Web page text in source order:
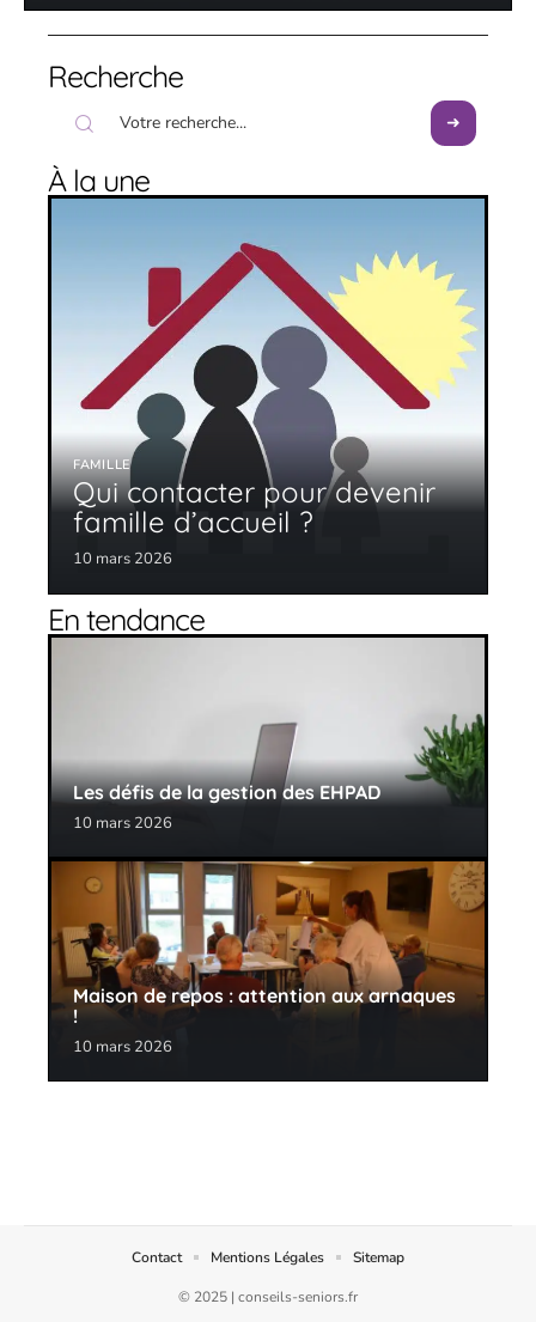
Recherche
À la une
FAMILLE
Qui contacter pour devenir
famille d’accueil ?
10 mars 2026
En tendance
Les défis de la gestion des EHPAD
10 mars 2026
Maison de repos : attention aux arnaques
!
10 mars 2026
© 2025 | conseils-seniors.fr
Contact Mentions Légales Sitemap